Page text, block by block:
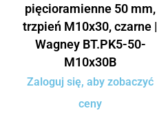
pięcioramienne 50 mm,
trzpień M10x30, czarne |
Wagney BT.PK5-50-
M10x30B
Zaloguj się, aby zobaczyć
ceny